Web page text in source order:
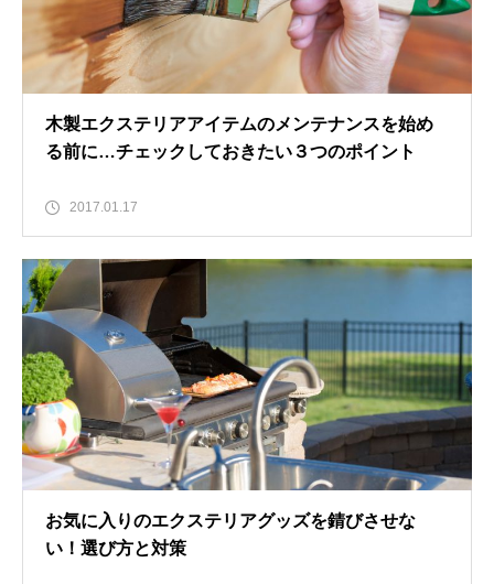
木製エクステリアアイテムのメンテナンスを始め
る前に…チェックしておきたい３つのポイント
2017.01.17
お気に入りのエクステリアグッズを錆びさせな
い！選び方と対策